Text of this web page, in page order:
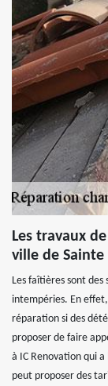
Les travaux
ville de Sainte
Les faîtières sont
intempéries. En
réparation si des
proposer de faire
à IC Renovation qui
peut proposer des